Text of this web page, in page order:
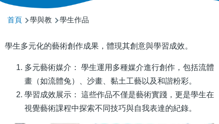
導
連
結
首頁 學與教 學生作品
學生多元化的藝術創作成果，體現其創意與學習成效。
多元藝術媒介： 學生運用多種媒介進行創作，包括流體
畫（如流體兔）、沙畫、黏土工藝以及和諧粉彩。
學習成效展示： 這些作品不僅是藝術實踐，更是學生在
視覺藝術課程中探索不同技巧與自我表達的紀錄。